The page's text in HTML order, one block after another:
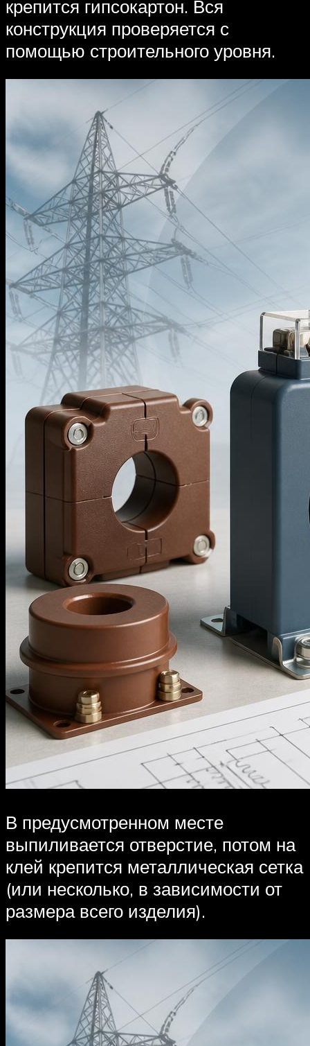
крепится гипсокартон. Вся
конструкция проверяется с
помощью строительного уровня.
В предусмотренном месте
выпиливается отверстие, потом на
клей крепится металлическая сетка
(или несколько, в зависимости от
размера всего изделия).